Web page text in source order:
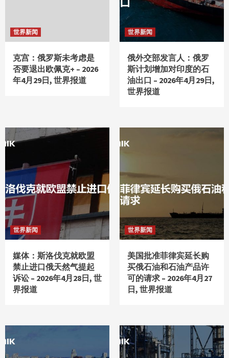
世界新闻
克宫：俄罗斯未考虑是
否要退出欧佩克+ – 2026
年4月29日, 世界报道
世界新闻
俄外交部发言人：俄罗
斯计划增加对印度的石
油出口 – 2026年4月29日,
世界报道
世界新闻
媒体：斯洛伐克就欧盟
禁止进口俄天然气提起
诉讼 – 2026年4月28日, 世
界报道
世界新闻
美国批准菲律宾延长购
买俄石油和石油产品许
可的请求 – 2026年4月27
日, 世界报道